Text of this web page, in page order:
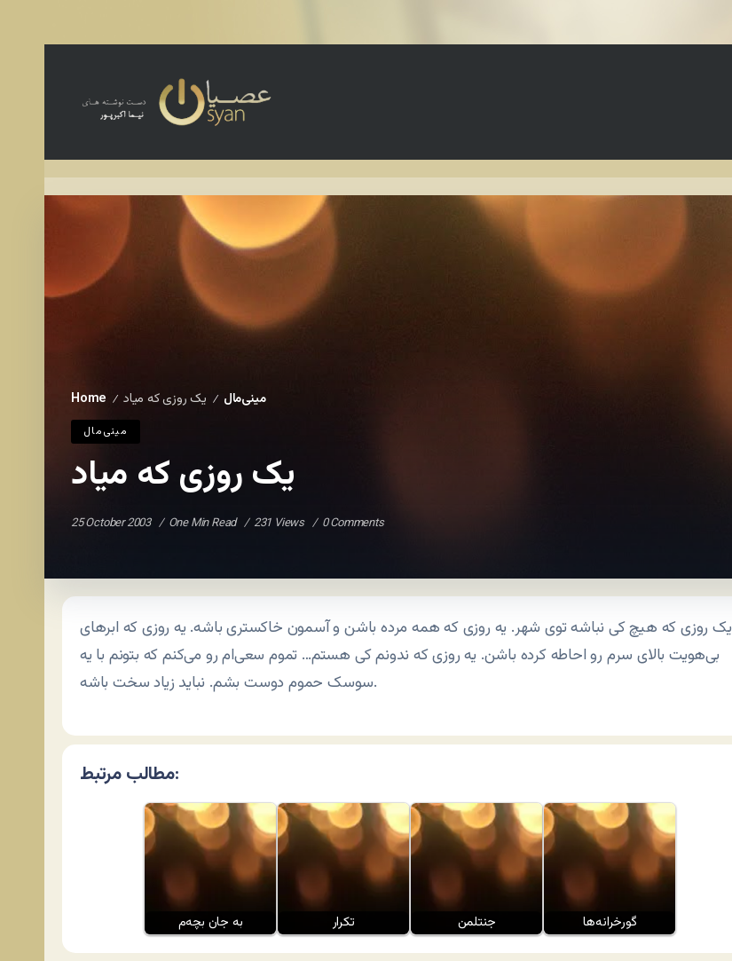
Home / مينی‌مال / یک روزی که میاد
مينی‌مال
یک روزی که میاد
25 October 2003 One Min Read 231 Views 0 Comments
یک روزی که هیچ کی نباشه توی شهر. یه روزی که همه مرده باشن و آسمون خاکستری باشه. یه روزی که ابرهای
بی‌هویت بالای سرم رو احاطه کرده باشن. یه روزی که ندونم کی هستم… تموم سعی‌ام رو می‌کنم که بتونم با یه
سوسک حموم دوست بشم. نباید زیاد سخت باشه.
مطالب مرتبط:
به جان بچه‌م تکرار جنتلمن گورخرانه‌ها